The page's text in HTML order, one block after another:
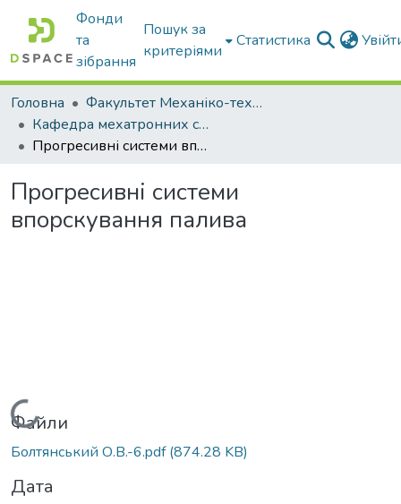
Фонди
та
зібрання
Пошук за
критеріями
Статистика
Головна
Факультет Механіко-технологічний
Кафедра мехатронних систем тракторів та сільскогосподарських машин
Прогресивні системи впорскування палива
Прогресивні системи
впорскування палива
Вантажиться...
Файли
Болтянський О.В.-6.pdf(874.28 KB)
Дата